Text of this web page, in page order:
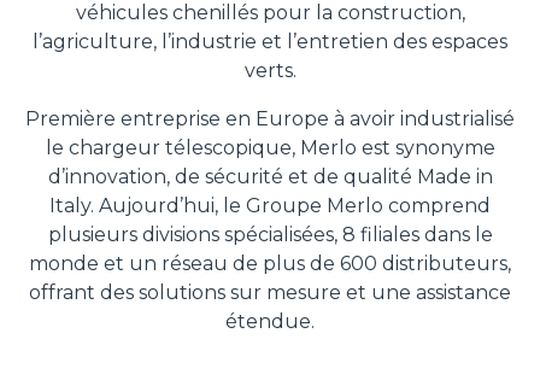
véhicules chenillés pour la construction,
l’agriculture, l’industrie et l’entretien des espaces
verts.
Première entreprise en Europe à avoir industrialisé
le chargeur télescopique, Merlo est synonyme
d’innovation, de sécurité et de qualité Made in
Italy. Aujourd’hui, le Groupe Merlo comprend
plusieurs divisions spécialisées, 8 filiales dans le
monde et un réseau de plus de 600 distributeurs,
offrant des solutions sur mesure et une assistance
étendue.